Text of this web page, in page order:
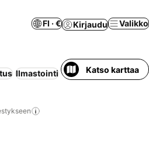
FI · € Kirjaudu Valikko
Ilmastointi Huoneisto palveluilla
Katso karttaa